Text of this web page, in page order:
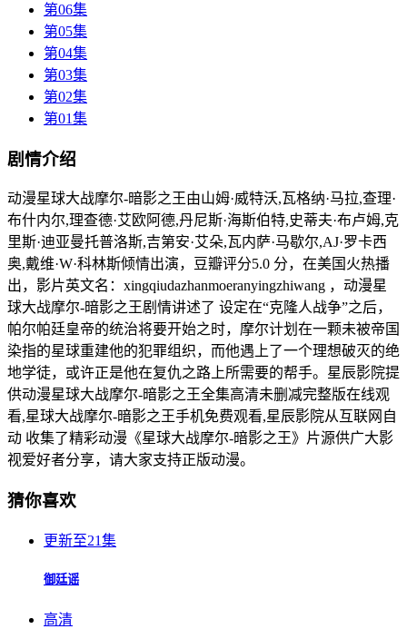
第06集
第05集
第04集
第03集
第02集
第01集
剧情介绍
动漫星球大战摩尔-暗影之王由山姆·威特沃,瓦格纳·马拉,查理·
布什内尔,理查德·艾欧阿德,丹尼斯·海斯伯特,史蒂夫·布卢姆,克
里斯·迪亚曼托普洛斯,吉第安·艾朵,瓦内萨·马歇尔,AJ·罗卡西
奥,戴维·W·科林斯倾情出演，豆瓣评分5.0 分，在美国火热播
出，影片英文名：xingqiudazhanmoeranyingzhiwang ，动漫星
球大战摩尔-暗影之王剧情讲述了 设定在“克隆人战争”之后，
帕尔帕廷皇帝的统治将要开始之时，摩尔计划在一颗未被帝国
染指的星球重建他的犯罪组织，而他遇上了一个理想破灭的绝
地学徒，或许正是他在复仇之路上所需要的帮手。星辰影院提
供动漫星球大战摩尔-暗影之王全集高清未删减完整版在线观
看,星球大战摩尔-暗影之王手机免费观看,星辰影院从互联网自
动 收集了精彩动漫《星球大战摩尔-暗影之王》片源供广大影
视爱好者分享，请大家支持正版动漫。
猜你喜欢
更新至21集
御廷谣
高清